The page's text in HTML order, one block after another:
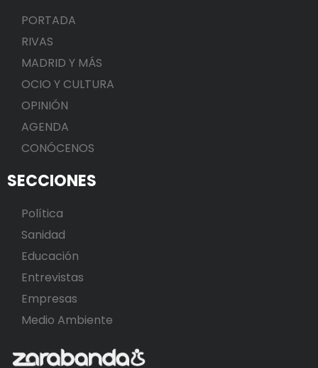
PORTADA
RIVAS
MADRID Y MÁS
OCIO Y CULTURA
OPINIÓN
AGENDA
CONÓCENOS
SECCIONES
Política
Sanidad
Educación
Entrevistas
Empresas
Medio Ambiente